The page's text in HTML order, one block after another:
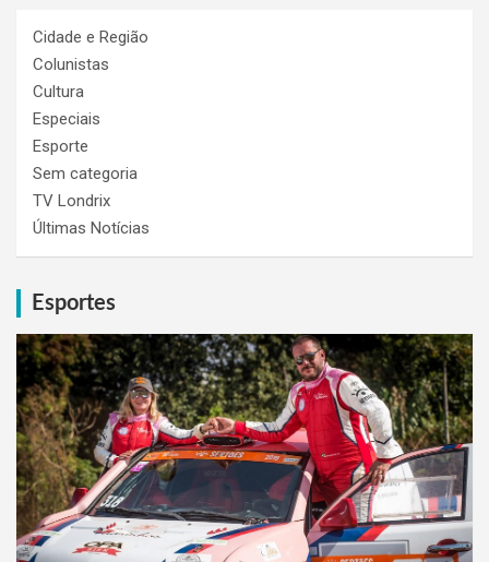
Cidade e Região
Colunistas
Cultura
Especiais
Esporte
Sem categoria
TV Londrix
Últimas Notícias
Esportes